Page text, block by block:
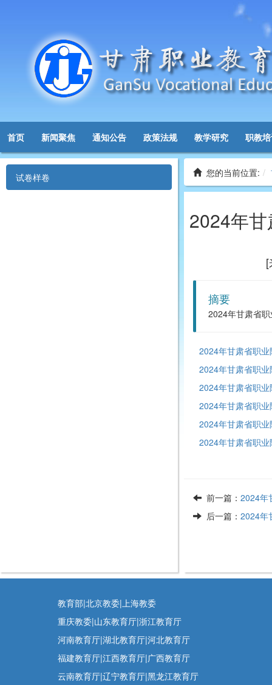
首页 新闻聚焦 通知公告 政策法规 教学研究 职教
试卷样卷 您的当前位置:
2024年
摘要
2024年甘肃省
2024年甘肃省职
2024年甘肃省职
2024年甘肃省职
2024年甘肃省职
2024年甘肃省职
2024年甘肃省职
前一篇： 2024年
后一篇： 2024年
教育部|北京教委|上海教委
重庆教委|山东教育厅|浙江教育厅
河南教育厅|湖北教育厅|河北教育厅
福建教育厅|江西教育厅|广西教育厅
云南教育厅|辽宁教育厅|黑龙江教育厅